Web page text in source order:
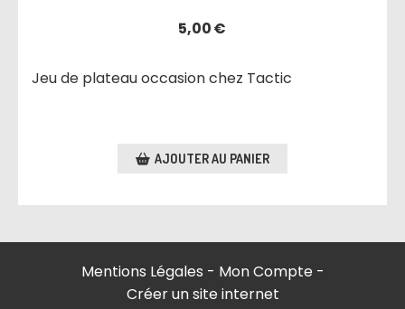
5,00€
Jeu de plateau occasion chez Tactic
AJOUTER AU PANIER
Mentions Légales
Mon Compte
Créer un site internet